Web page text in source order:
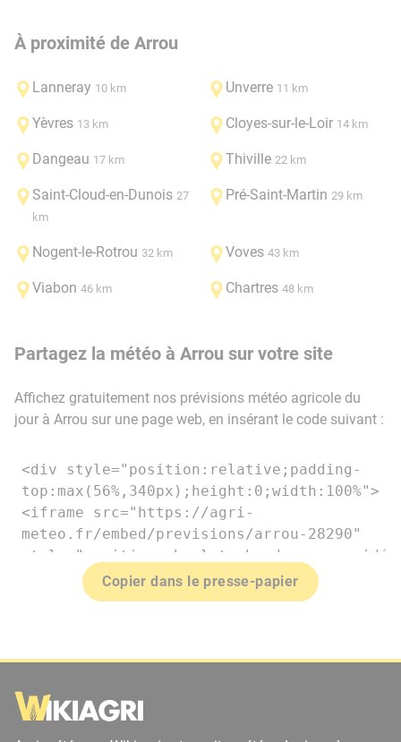
À proximité de Arrou
Lanneray 10 km Unverre 11 km
Yèvres 13 km Cloyes-sur-le-Loir 14 km
Dangeau 17 km Thiville 22 km
Saint-Cloud-en-Dunois 27
km
Pré-Saint-Martin 29 km
Nogent-le-Rotrou 32 km Voves 43 km
Viabon 46 km Chartres 48 km
Partagez la météo à Arrou sur votre site
Affichez gratuitement nos prévisions météo agricole du
jour à Arrou sur une page web, en insérant le code suivant :
Copier dans le presse-papier